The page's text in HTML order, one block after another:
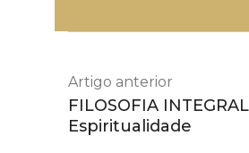
Artigo anterior
FILOSOFIA
Espiritualidade